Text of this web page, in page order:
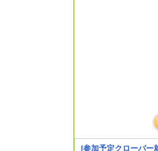
[参加予定クローバー